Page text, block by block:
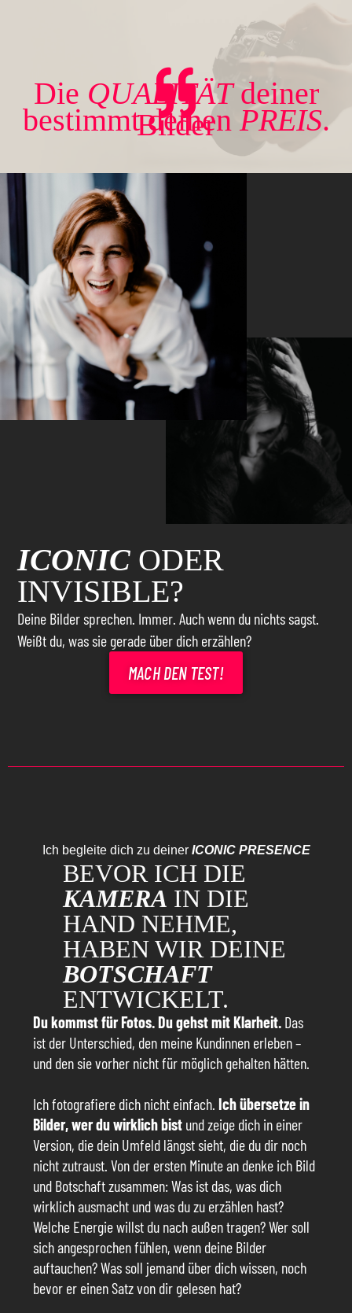
Die QUALITÄTdeiner
Bilder
bestimmt deinen PREIS.
ICONIC ODER
INVISIBLE?
Deine Bilder sprechen. Immer. Auch wenn du nichts sagst.
Weißt du, was sie gerade über dich erzählen?
MACH DEN TEST!
Ich begleite dich zu deiner ICONIC PRESENCE
BEVOR ICH DIE
KAMERA IN DIE
HAND NEHME,
HABEN WIR DEINE
BOTSCHAFT
ENTWICKELT.
Du kommst für Fotos. Du gehst mit Klarheit. Das
ist der Unterschied, den meine Kundinnen erleben –
und den sie vorher nicht für möglich gehalten hätten.
Ich fotografiere dich nicht einfach.Ich übersetze in
Bilder, wer du wirklich bist und zeige dich in einer
Version, die dein Umfeld längst sieht, die du dir noch
nicht zutraust. Von der ersten Minute an denke ich Bild
und Botschaft zusammen: Was ist das, was dich
wirklich ausmacht und was du zu erzählen hast?
Welche Energie willst du nach außen tragen? Wer soll
sich angesprochen fühlen, wenn deine Bilder
auftauchen? Was soll jemand über dich wissen, noch
bevor er einen Satz von dir gelesen hat?